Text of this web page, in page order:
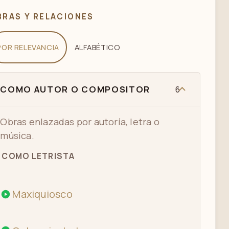
Y RELACIONES
RELEVANCIA ALFABÉTICO
COMO AUTOR O COMPOSITOR 6
Obras enlazadas por autoría, letra o
música.
COMO LETRISTA
Maxiquiosco